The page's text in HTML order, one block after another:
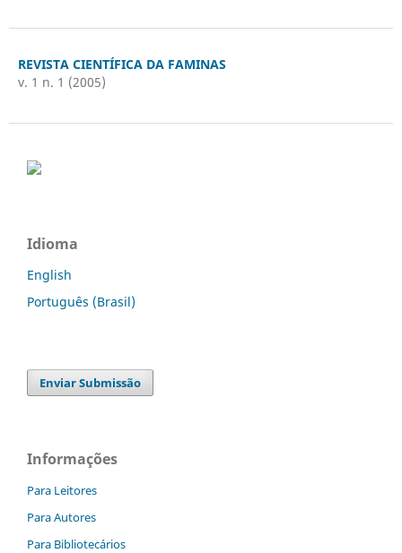
REVISTA CIENTÍFICA DA FAMINAS
v. 1 n. 1 (2005)
Idioma
English
Português (Brasil)
Enviar Submissão
Informações
Para Leitores
Para Autores
Para Bibliotecários